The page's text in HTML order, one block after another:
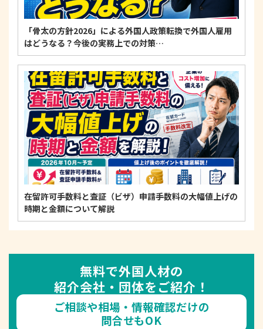
「骨太の方針2026」による外国人政策転換で外国人雇用
はどうなる？今後の実務上での対策…
在留許可手数料と査証（ビザ）申請手数料の大幅値上げの
時期と金額について解説
無料で外国人材の
紹介会社・団体をご紹介！
ご相談や相場・情報確認だけの
問合せもOK